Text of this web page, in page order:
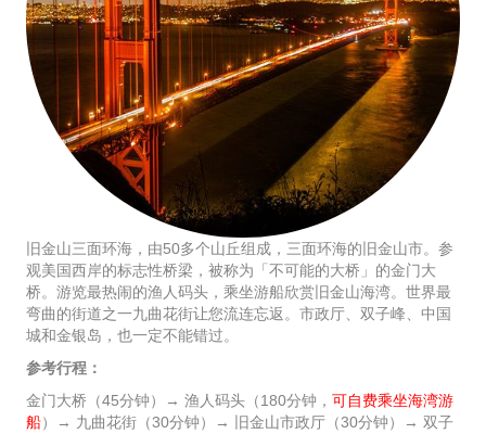
旧金山三面环海，由50多个山丘组成，三面环海的旧金山市。参
观美国西岸的标志性桥梁，被称为「不可能的大桥」的金门大
桥。游览最热闹的渔人码头，乘坐游船欣赏旧金山海湾。世界最
弯曲的街道之一九曲花街让您流连忘返。市政厅、双子峰、中国
城和金银岛，也一定不能错过。
参考行程：
金门大桥（45分钟）→ 渔人码头（180分钟， 可自费乘坐海湾游
船）→ 九曲花街（30分钟）→ 旧金山市政厅（30分钟）→ 双子